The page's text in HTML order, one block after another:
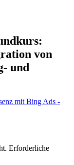
von
und
mit Bing Ads -
Erforderliche